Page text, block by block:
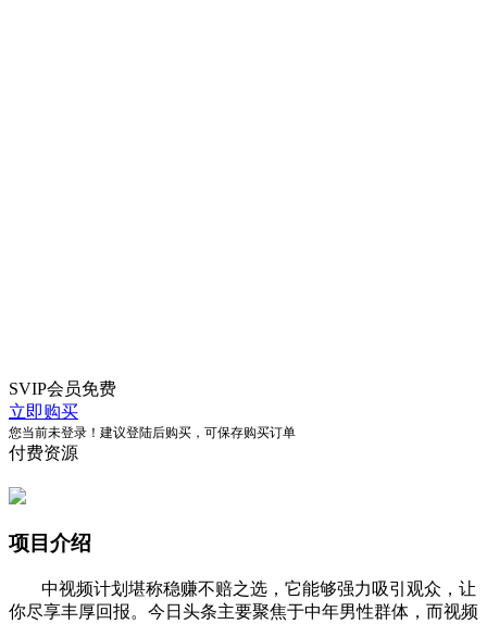
SVIP会员免费
立即购买
您当前未登录！建议登陆后购买，可保存购买订单
付费资源
项目介绍
中视频计划堪称稳赚不赔之选，它能够强力吸引观众，让
你尽享丰厚回报。今日头条主要聚焦于中年男性群体，而视频